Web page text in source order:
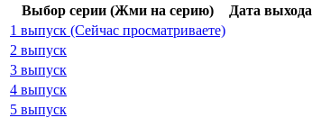
Выбор серии (Жми на серию)
Дата выхода
1 выпуск (Сейчас просматриваете)
2 выпуск
3 выпуск
4 выпуск
5 выпуск